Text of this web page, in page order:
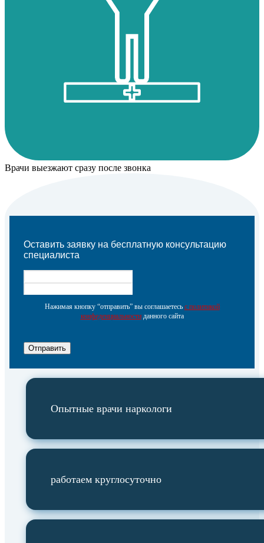
Врачи выезжают сразу после звонка
Оставить заявку на бесплатную консультацию
специалиста
Нажимая кнопку “отправить” вы соглашаетесь с политикой
конфеденциальностиданного сайта
Отправить
Опытные врачи наркологи
работаем круглосуточно